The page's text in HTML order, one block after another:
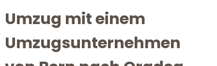
Umzug mit einem
Umzugsunternehmen